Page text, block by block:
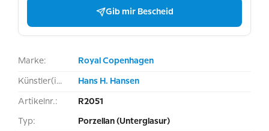
Gib mir Bescheid
Marke: Royal Copenhagen
Künstler(in): Hans H. Hansen
Artikelnr.: R2051
Typ: Porzellan (Unterglasur)